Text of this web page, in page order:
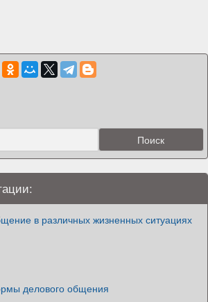
в различных жизненных ситуациях
делового общения